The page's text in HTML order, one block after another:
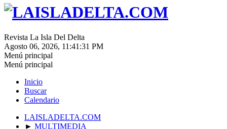
Revista La Isla Del Delta
Agosto 06, 2026, 11:41:31 PM
Menú principal
Menú principal
Inicio
Buscar
Calendario
LAISLADELTA.COM
► MULTIMEDIA